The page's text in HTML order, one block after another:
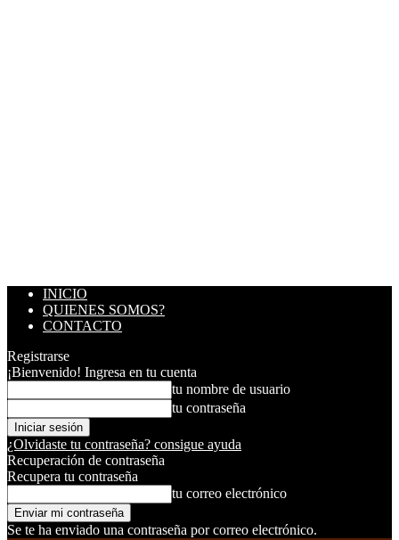
INICIO
QUIENES SOMOS?
CONTACTO
Registrarse
¡Bienvenido! Ingresa en tu cuenta
tu nombre de usuario
tu contraseña
¿Olvidaste tu contraseña? consigue ayuda
Recuperación de contraseña
Recupera tu contraseña
tu correo electrónico
Se te ha enviado una contraseña por correo electrónico.